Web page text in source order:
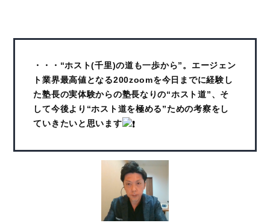
・・・“ホスト(千里)の道も一歩から”。エージェン
ト業界最高値となる200zoomを今日までに経験し
た塾長の実体験からの塾長なりの“ホスト道”、そ
して今後より“ホスト道を極める”ための考察をし
ていきたいと思います